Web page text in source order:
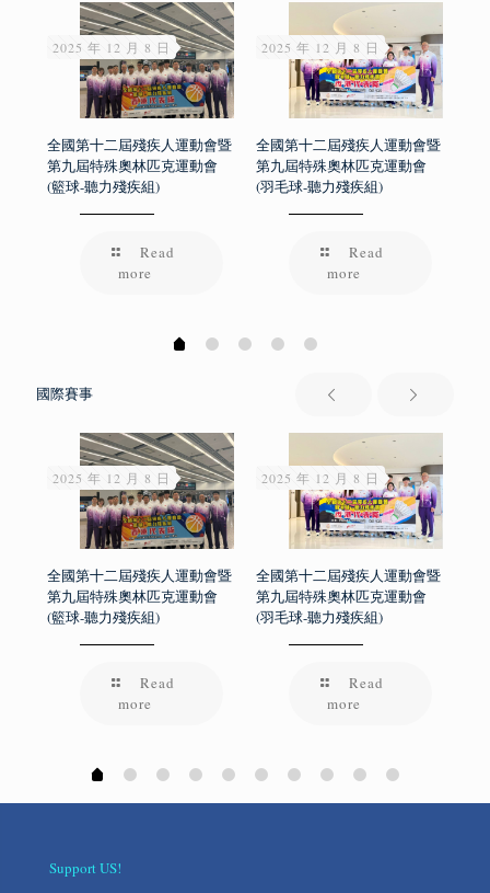
2025 年 12 月 8 日
全國第十二屆殘疾人運動會暨
第九屆特殊奧林匹克運動會
(籃球-聽力殘疾組)
Read
more
2025 年 12 月 8 日
全國第十二屆殘疾人運動會暨
第九屆特殊奧林匹克運動會
(羽毛球-聽力殘疾組)
Read
more
國際賽事
2025 年 12 月 8 日
全國第十二屆殘疾人運動會暨
第九屆特殊奧林匹克運動會
(籃球-聽力殘疾組)
Read
more
2025 年 12 月 8 日
全國第十二屆殘疾人運動會暨
第九屆特殊奧林匹克運動會
(羽毛球-聽力殘疾組)
Read
more
Support US!